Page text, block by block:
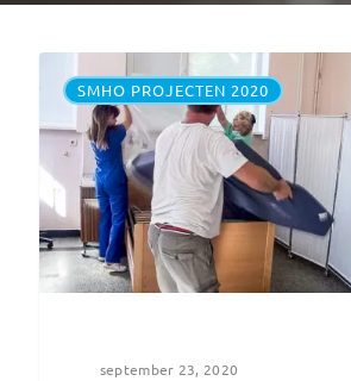
SMHO PROJECTEN 2020
september 23, 2020